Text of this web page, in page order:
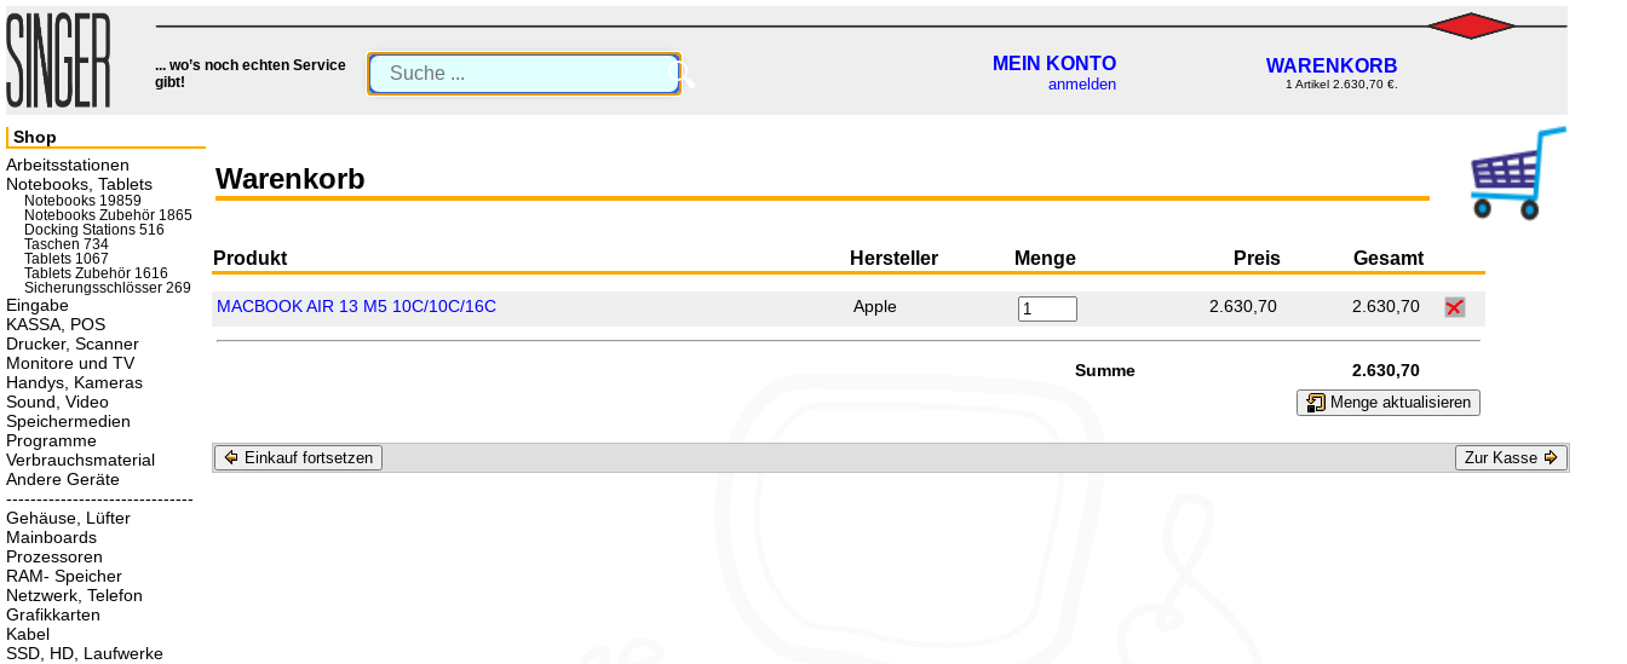
... wo’s noch echten Service
gibt!
🔍 MEIN KONTO
anmelden
WARENKORB
1 Artikel 2.630,70 €.
Warenkorb
Produkt Hersteller Menge Preis Gesamt
MACBOOK AIR 13 M5 10C/10C/16C Apple 2.630,70 2.630,70
Summe 2.630,70
Menge aktualisieren
Einkauf fortsetzen Zur Kasse
Shop
Arbeitsstationen
Notebooks, Tablets
Notebooks 19859
Notebooks Zubehör 1865
Docking Stations 516
Taschen 734
Tablets 1067
Tablets Zubehör 1616
Sicherungsschlösser 269
Eingabe
KASSA, POS
Drucker, Scanner
Monitore und TV
Handys, Kameras
Sound, Video
Speichermedien
Programme
Verbrauchsmaterial
Andere Geräte
-------------------------------
Gehäuse, Lüfter
Mainboards
Prozessoren
RAM- Speicher
Netzwerk, Telefon
Grafikkarten
Kabel
SSD, HD, Laufwerke